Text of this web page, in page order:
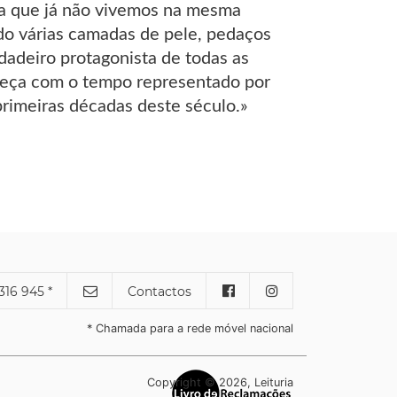
que já não vivemos na mesma
várias camadas de pele, pedaços
protagonista de todas as
com o tempo representado por
décadas deste século.»
945 * Contactos
* Chamada para a rede móvel nacional
Copyright © 2026, Leituria